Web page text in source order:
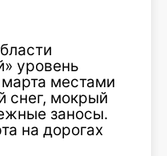
уровень
местами
снег, мокрый
заносы.
на дорогах